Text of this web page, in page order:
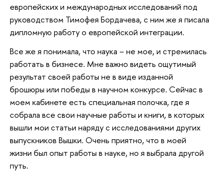
европейских и международных исследований под
руководством Тимофея Бордачева, с ним же я писала
дипломную работу о европейской интеграции.
Все же я понимала, что наука – не мое, и стремилась
работать в бизнесе. Мне важно видеть ощутимый
результат своей работы не в виде изданной
брошюры или победы в научном конкурсе. Сейчас в
моем кабинете есть специальная полочка, где я
собрала все свои научные работы и книги, в которых
вышли мои статьи наряду с исследованиями других
выпускников Вышки. Очень приятно, что в моей
жизни был опыт работы в науке, но я выбрала другой
путь.